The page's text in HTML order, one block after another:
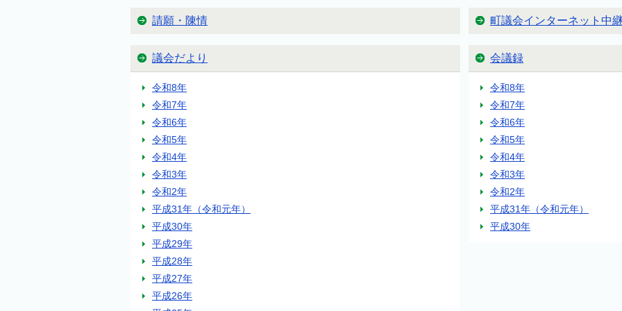
請願・陳情 町議会インターネット中
議会だより
令和8年
令和7年
令和6年
令和5年
令和4年
令和3年
令和2年
平成31年（令和元年）
平成30年
平成29年
平成28年
平成27年
平成26年
会議録
令和8年
令和7年
令和6年
令和5年
令和4年
令和3年
令和2年
平成31年（令和元年）
平成30年